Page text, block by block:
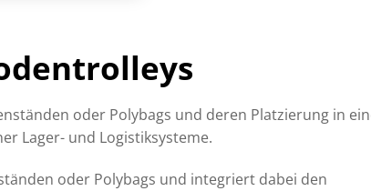
oder Polybags und deren Platzierung in
Lager- und Logistiksysteme.
oder Polybags und integriert dabei den